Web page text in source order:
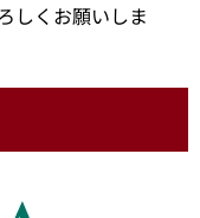
しくお願いしま